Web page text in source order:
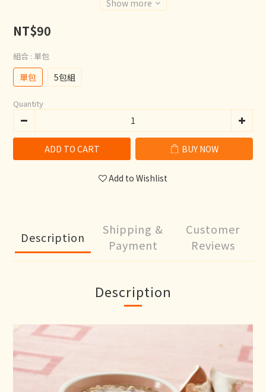
Show more
NT$90
組合 : 單包
單包 5包組
Quantity
ADD TO CART BUY NOW
Add to Wishlist
Description
Shipping &
Payment
Customer
Reviews
Description